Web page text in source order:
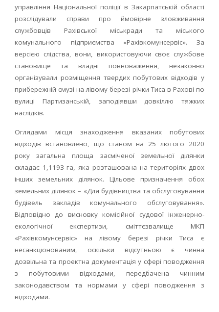
управління Національної поліції в Закарпатській області
розслідували справи про ймовірне зловживання
службовців Рахівської міськради та міського
комунального підприємства «Рахівкомунсервіс». За
версією слідства, вони, використовуючи своє службове
становище та владні повноваження, незаконно
організували розміщення твердих побутових відходів у
прибережній смузі на лівому березі річки Тиса в Рахові по
вулиці Партизанській, заподіявши довкіллю тяжких
наслідків.
Оглядами місця знаходження вказаних побутових
відходів встановлено, що станом на 25 лютого 2020
року загальна площа засміченої земельної ділянки
складає 1,1193 га, яка розташована на територіях двох
інших земельних ділянок. Цільове призначення обох
земельних ділянок – «Для будівництва та обслуговування
будівель закладів комунального обслуговування».
Відповідно до висновку комісійної судової інженерно-
екологічної експертизи, сміттєзвалище МКП
«Рахівкомунсервіс» на лівому березі річки Тиса є
несанкціонованим, оскільки відсутньою є чинна
дозвільна та проектна документація у сфері поводження
з побутовими відходами, передбачена чинним
законодавством та нормами у сфері поводження з
відходами.